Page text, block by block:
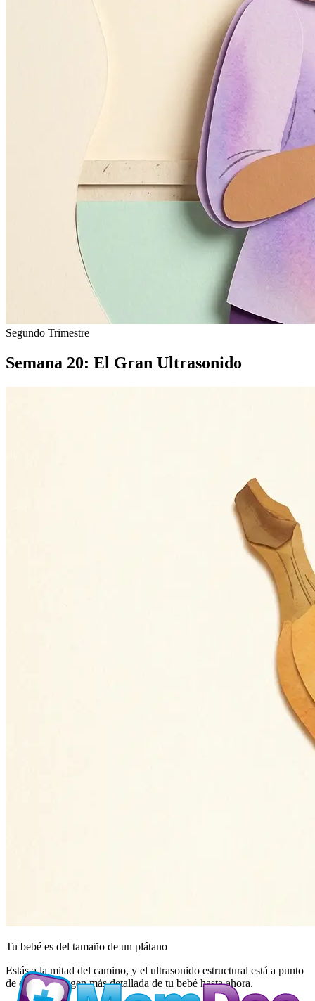
Segundo Trimestre
Semana 20: El Gran Ultrasonido
Tu bebé es del tamaño de un plátano
Estás a la mitad del camino, y el ultrasonido estructural está a punto
de darte la imagen más detallada de tu bebé hasta ahora.